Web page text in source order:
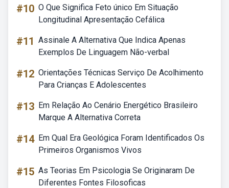
#10 O Que Significa Feto único Em Situação
Longitudinal Apresentação Cefálica
#11 Assinale A Alternativa Que Indica Apenas
Exemplos De Linguagem Não-verbal
#12 Orientações Técnicas Serviço De Acolhimento
Para Crianças E Adolescentes
#13 Em Relação Ao Cenário Energético Brasileiro
Marque A Alternativa Correta
#14 Em Qual Era Geológica Foram Identificados Os
Primeiros Organismos Vivos
#15 As Teorias Em Psicologia Se Originaram De
Diferentes Fontes Filosoficas